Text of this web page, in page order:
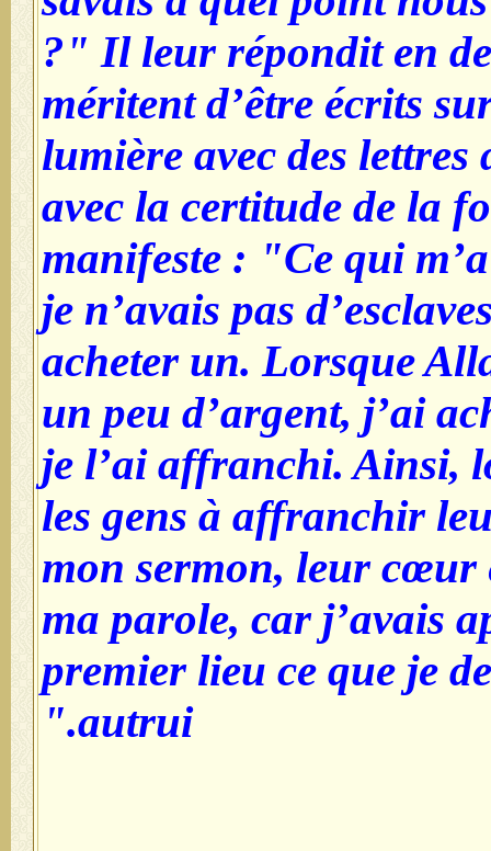
?" Il leur répondit en
méritent d’être écrits
lumière avec des
avec la certitude de la
manifeste : "Ce qui
je n’avais pas
acheter un. Lorsque
un peu d’argent, j’ai
je l’ai affranchi. Ainsi,
les gens à affranchir
mon sermon, leur cœur
ma parole, car j’avais
premier lieu ce que je
autrui."